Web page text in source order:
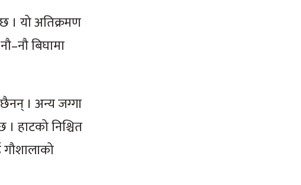
। यो अतिक्रमण
बिघामा
। अन्य जग्गा
हाटको निश्चित